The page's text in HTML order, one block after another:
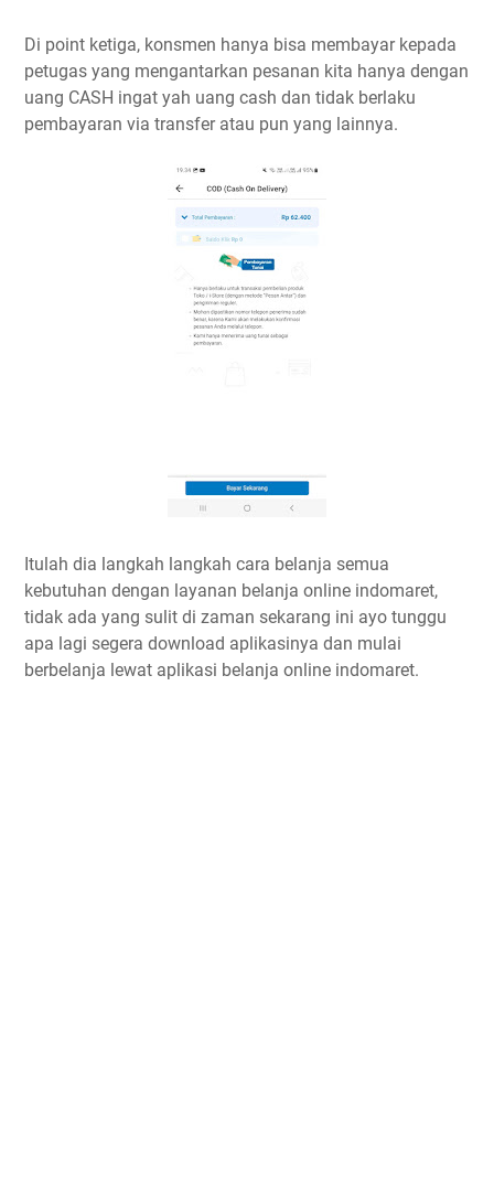
Di point ketiga, konsmen hanya bisa membayar kepada
petugas yang mengantarkan pesanan kita hanya dengan
uang CASH ingat yah uang cash dan tidak berlaku
pembayaran via transfer atau pun yang lainnya.
Itulah dia langkah langkah cara belanja semua
kebutuhan dengan layanan belanja online indomaret,
tidak ada yang sulit di zaman sekarang ini ayo tunggu
apa lagi segera download aplikasinya dan mulai
berbelanja lewat aplikasi belanja online indomaret.